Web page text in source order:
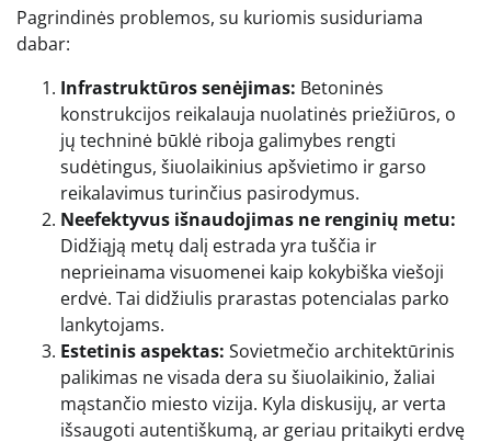
Pagrindinės problemos, su kuriomis susiduriama
dabar:
Infrastruktūros senėjimas: Betoninės
konstrukcijos reikalauja nuolatinės priežiūros, o
jų techninė būklė riboja galimybes rengti
sudėtingus, šiuolaikinius apšvietimo ir garso
reikalavimus turinčius pasirodymus.
Neefektyvus išnaudojimas ne renginių metu:
Didžiąją metų dalį estrada yra tuščia ir
neprieinama visuomenei kaip kokybiška viešoji
erdvė. Tai didžiulis prarastas potencialas parko
lankytojams.
Estetinis aspektas: Sovietmečio architektūrinis
palikimas ne visada dera su šiuolaikinio, žaliai
mąstančio miesto vizija. Kyla diskusijų, ar verta
išsaugoti autentiškumą, ar geriau pritaikyti erdvę